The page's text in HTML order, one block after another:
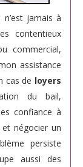
jamais à
contentieux
commercial,
assistance
cas de loyers
du bail,
confiance à
négocier un
persiste
aussi des